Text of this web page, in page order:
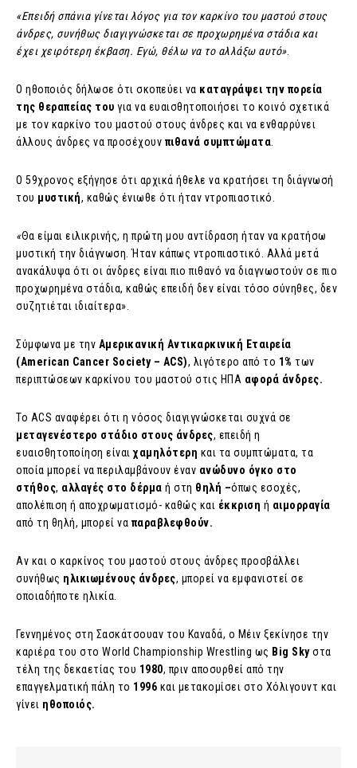
«Επειδή σπάνια γίνεται λόγος για τον καρκίνο του μαστού στους
άνδρες, συνήθως διαγιγνώσκεται σε προχωρημένα στάδια και
έχει χειρότερη έκβαση. Εγώ, θέλω να το αλλάξω αυτό».
Ο ηθοποιός δήλωσε ότι σκοπεύει να καταγράψει την πορεία
της θεραπείας του για να ευαισθητοποιήσει το κοινό σχετικά
με τον καρκίνο του μαστού στους άνδρες και να ενθαρρύνει
άλλους άνδρες να προσέχουν πιθανά συμπτώματα.
Ο 59χρονος εξήγησε ότι αρχικά ήθελε να κρατήσει τη διάγνωσή
του μυστική, καθώς ένιωθε ότι ήταν ντροπιαστικό.
«Θα είμαι ειλικρινής, η πρώτη μου αντίδραση ήταν να κρατήσω
μυστική την διάγνωση. Ήταν κάπως ντροπιαστικό. Αλλά μετά
ανακάλυψα ότι οι άνδρες είναι πιο πιθανό να διαγνωστούν σε πιο
προχωρημένα στάδια, καθώς επειδή δεν είναι τόσο σύνηθες, δεν
συζητιέται ιδιαίτερα».
Σύμφωνα με την Αμερικανική Αντικαρκινική Εταιρεία
(American Cancer Society – ACS), λιγότερο από το 1% των
περιπτώσεων καρκίνου του μαστού στις ΗΠΑ αφορά άνδρες.
Το ACS αναφέρει ότι η νόσος διαγιγνώσκεται συχνά σε
μεταγενέστερο στάδιο στους άνδρες, επειδή η
ευαισθητοποίηση είναιχαμηλότερη και τα συμπτώματα, τα
οποία μπορεί να περιλαμβάνουν έναν ανώδυνο όγκο στο
στήθος, αλλαγές στο δέρμα ή στη θηλή –όπως εσοχές,
απολέπιση ή αποχρωματισμό- καθώς και έκκριση ή αιμορραγία
από τη θηλή, μπορεί να παραβλεφθούν.
Αν και ο καρκίνος του μαστού στους άνδρες προσβάλλει
συνήθως ηλικιωμένους άνδρες, μπορεί να εμφανιστεί σε
οποιαδήποτε ηλικία.
Γεννημένος στη Σασκάτσουαν του Καναδά, ο Μέιν ξεκίνησε την
καριέρα του στο World Championship Wrestling ως Big Skyστα
τέλη της δεκαετίας του 1980, πριν αποσυρθεί από την
επαγγελματική πάλη το 1996 και μετακομίσει στο Χόλιγουντ και
γίνει ηθοποιός.